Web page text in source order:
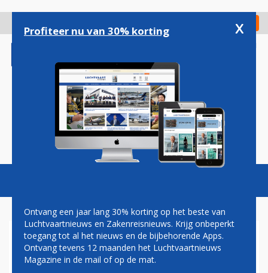
gaan
Check in
Magazine Podcasts Vacatures
AF-KLM
Profiteer nu van 30% korting x
Ontvang een jaar lang 30% korting op het beste van
Luchtvaartnieuws en Zakenreisnieuws. Krijg onbeperkt
toegang tot al het nieuws en de bijbehorende Apps.
Ontvang tevens 12 maanden het Luchtvaartnieuws
Magazine in de mail of op de mat.